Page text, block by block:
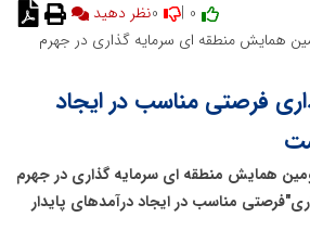
نظر دهید
همایش منطقه ای سرمایه گذاری در جهرم
فرصتی مناسب در ایجاد
همایش منطقه ای سرمایه گذاری در جهرم
مناسب در ایجاد درآمدهای پایدار